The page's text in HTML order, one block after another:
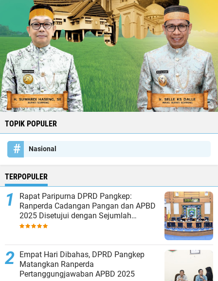
TOPIK POPULER
Nasional
TERPOPULER
Rapat Paripurna DPRD Pangkep:
Ranperda Cadangan Pangan dan APBD
2025 Disetujui dengan Sejumlah
Catatan
Empat Hari Dibahas, DPRD Pangkep
Matangkan Ranperda
Pertanggungjawaban APBD 2025